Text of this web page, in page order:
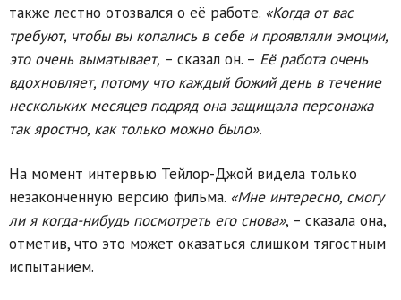
также лестно отозвался о её работе. «Когда от вас
требуют, чтобы вы копались в себе и проявляли эмоции,
это очень выматывает, – сказал он. – Её работа очень
вдохновляет, потому что каждый божий день в течение
нескольких месяцев подряд она защищала персонажа
так яростно, как только можно было».
На момент интервью Тейлор-Джой видела только
незаконченную версию фильма. «Мне интересно, смогу
ли я когда-нибудь посмотреть его снова», – сказала она,
отметив, что это может оказаться слишком тягостным
испытанием.